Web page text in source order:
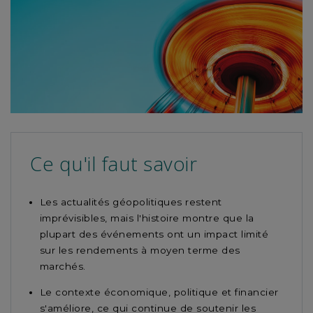
Ce qu'il faut savoir
Les actualités géopolitiques restent
imprévisibles, mais l'histoire montre que la
plupart des événements ont un impact limité
sur les rendements à moyen terme des
marchés.
Le contexte économique, politique et financier
s'améliore, ce qui continue de soutenir les